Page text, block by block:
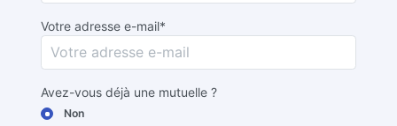
Votre adresse e-mail*
Avez-vous déjà une mutuelle ?
Non